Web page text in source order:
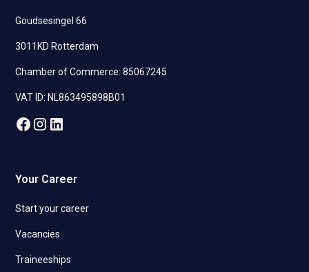
Goudsesingel 66
3011KD Rotterdam
Chamber of Commerce: 85067245
VAT ID: NL863495898B01
Your Career
Start your career
Vacancies
Traineeships